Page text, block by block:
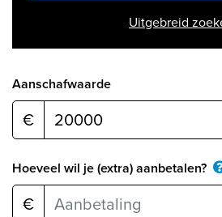
Uitgebreid
Aanschafwaarde
€
Hoeveel wil je (extra) aanbetalen?
€